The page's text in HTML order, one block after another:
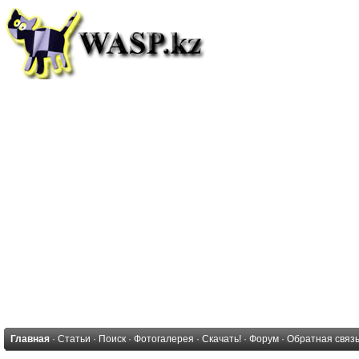
Главная · Статьи · Поиск · Фотогалерея · Скачать! · Форум · Обратная связь